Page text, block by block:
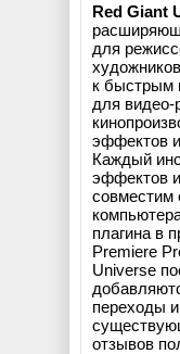
Red Giant
для
к быстрым
для видео-
эффектов
Каждый
эффектов
совместим
плагина в
Premiere
Universe
переходы
отзывов